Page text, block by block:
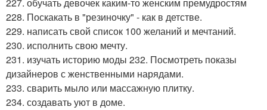
228. Поскакать в "резиночку" - как в детстве.
229. написать свой список 100 желаний и мечтаний.
230. исполнить свою мечту.
231. изучать историю моды 232. Посмотреть показы
дизайнеров с женственными нарядами.
233. сварить мыло или массажную плитку.
234. создавать уют в доме.